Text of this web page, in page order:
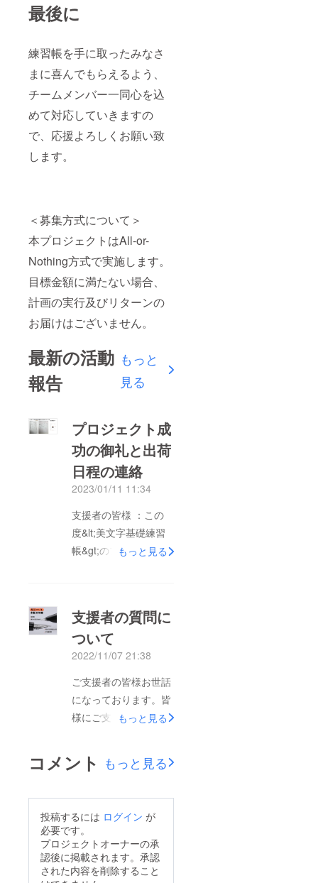
最後に
練習帳を手に取ったみなさ
まに喜んでもらえるよう、
チームメンバー一同心を込
めて対応していきますの
で、応援よろしくお願い致
します。
＜募集方式について＞
本プロジェクトはAll-or-
Nothing方式で実施します。
目標金額に満たない場合、
計画の実行及びリターンの
お届けはございません。
最新の活動
報告
もっと
見る
プロジェクト成
功の御礼と出荷
日程の連絡
2023/01/11 11:34
支援者の皆様 ：この
度&lt;美文字基礎練習
帳&gt;のプロジェクト
いただき クラウド
ファンディング成功と
なりました。誠にあり
がとうございま
す。 現在の配送開始
予定は、1月12日を予
定しております！ 社
してまいります。 そ
しくお願いいたしま
す！練習帳の説明動
画：
https://youtu.be/Wo8y
3f60sds
もっと見る
支援者の質問に
ついて
2022/11/07 21:38
ご支援者の皆様お世話
になっております。皆
様にご支援いただき、
す！支援者の方が、
「お薦めのペンはあり
記の万年筆をお薦めし
ます。
https://kissyouen.toky
o/products/134511月
もっと見る
コメント もっと見る
投稿するには ログイン が
必要です。
プロジェクトオーナーの承
認後に掲載されます。承認
された内容を削除すること